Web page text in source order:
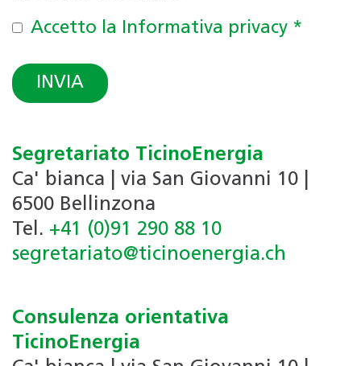
Accetto la Informativa privacy *
INVIA
Segretariato TicinoEnergia
Ca' bianca | via San Giovanni 10 |
6500 Bellinzona
Tel. +41 (0)91 290 88 10
segretariato@ticinoenergia.ch
Consulenza orientativa
TicinoEnergia